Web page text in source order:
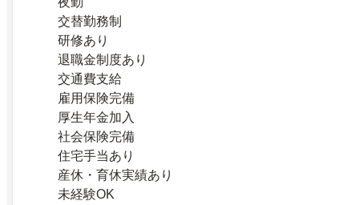
交替勤務制
研修あり
退職金制度あり
交通費支給
雇用保険完備
厚生年金加入
社会保険完備
住宅手当あり
産休・育休実績あり
未経験OK